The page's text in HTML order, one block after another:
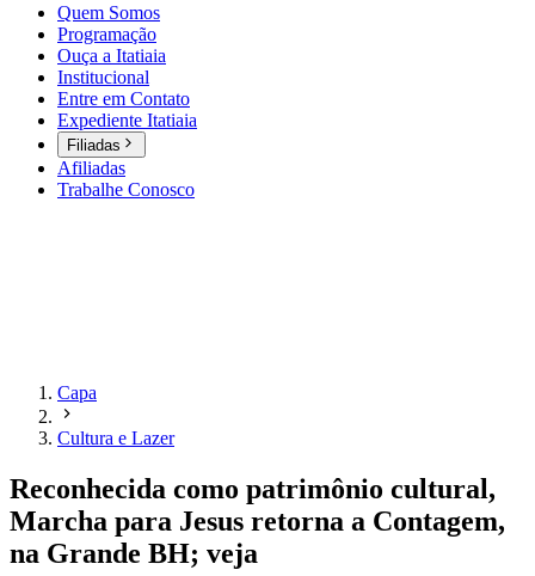
Quem Somos
Programação
Ouça a Itatiaia
Institucional
Entre em Contato
Expediente Itatiaia
Filiadas
Afiliadas
Trabalhe Conosco
Capa
Cultura e Lazer
Reconhecida como patrimônio cultural,
Marcha para Jesus retorna a Contagem,
na Grande BH; veja